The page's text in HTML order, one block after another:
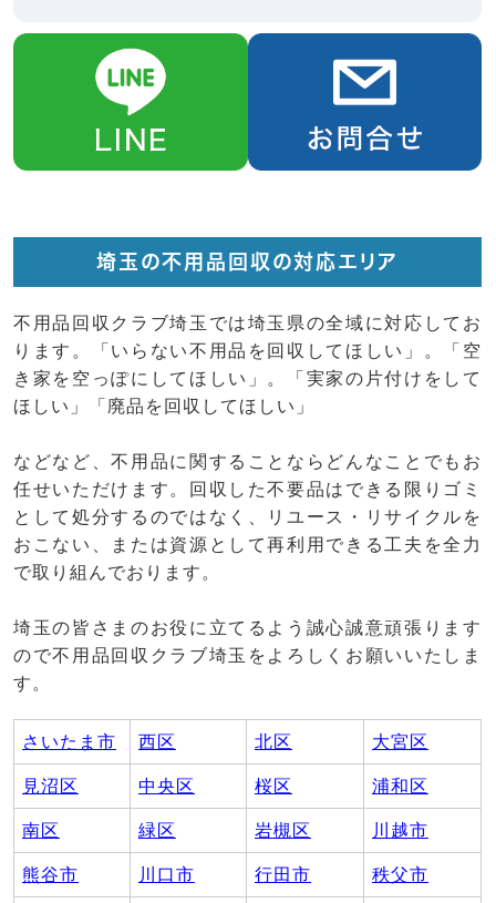
埼玉の不用品回収の対応エリア
不用品回収クラブ埼玉では埼玉県の全域に対応してお
ります。「いらない不用品を回収してほしい」。「空
き家を空っぽにしてほしい」。「実家の片付けをして
ほしい」「廃品を回収してほしい」
などなど、不用品に関することならどんなことでもお
任せいただけます。回収した不要品はできる限りゴミ
として処分するのではなく、リユース・リサイクルを
おこない、または資源として再利用できる工夫を全力
で取り組んでおります。
埼玉の皆さまのお役に立てるよう誠心誠意頑張ります
ので不用品回収クラブ埼玉をよろしくお願いいたしま
す。
さいたま市 西区 北区 大宮区
見沼区 中央区 桜区 浦和区
南区 緑区 岩槻区 川越市
熊谷市 川口市 行田市 秩父市